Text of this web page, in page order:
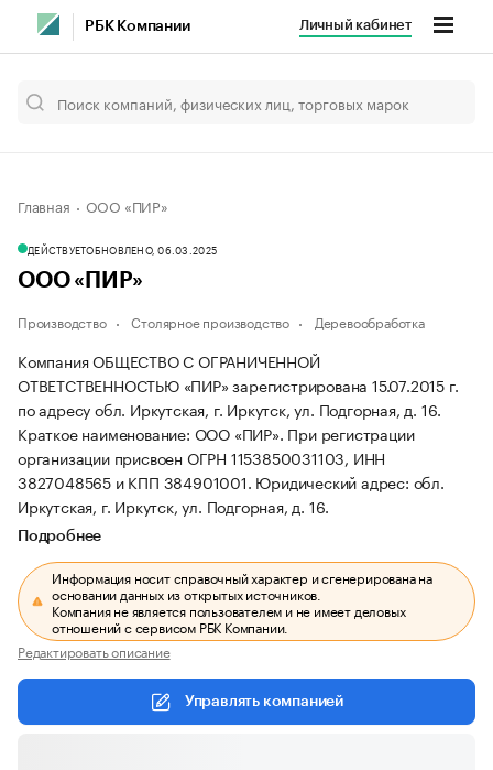
РБК Компании Личный кабинет
Главная ООО «ПИР»
ДЕЙСТВУЕТОБНОВЛЕНО, 06.03.2025
ООО «ПИР»
Производство Столярное производство Деревообработка
Компания ОБЩЕСТВО С ОГРАНИЧЕННОЙ
ОТВЕТСТВЕННОСТЬЮ «ПИР» зарегистрирована 15.07.2015 г.
по адресу обл. Иркутская, г. Иркутск, ул. Подгорная, д. 16.
Краткое наименование: ООО «ПИР». При регистрации
организации присвоен ОГРН 1153850031103, ИНН
3827048565 и КПП 384901001. Юридический адрес: обл.
Иркутская, г. Иркутск, ул. Подгорная, д. 16.
Подробнее
Информация носит справочный характер и сгенерирована на
основании данных из открытых источников.
Компания не является пользователем и не имеет деловых
отношений с сервисом РБК Компании.
Редактировать описание
Управлять компанией